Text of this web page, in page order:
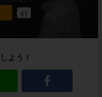
41
よう！